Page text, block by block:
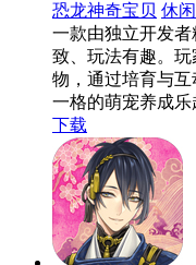
恐龙神奇宝贝 休
一款由独立开发
致、玩法有趣。
物，通过培育与
一格的萌宠养成乐
下载